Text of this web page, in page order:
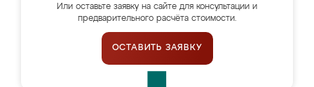
Или оставьте заявку на сайте для консультации и
предварительного расчёта стоимости.
ОСТАВИТЬ ЗАЯВКУ